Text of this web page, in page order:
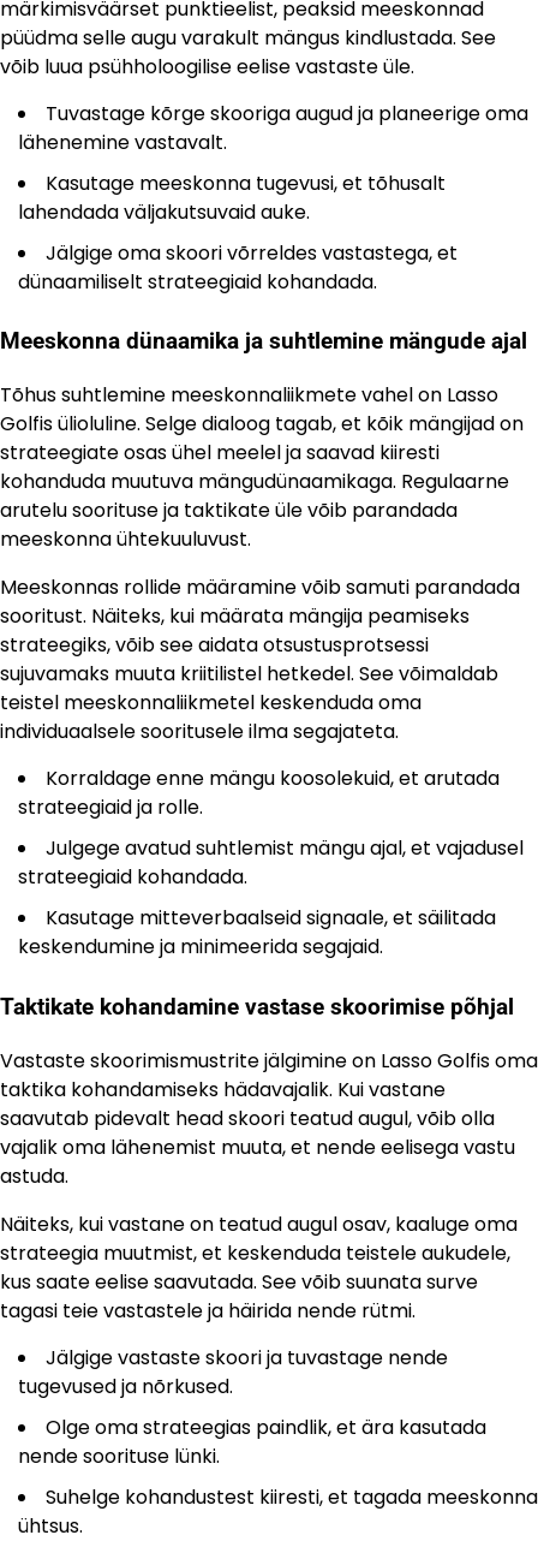
märkimisväärset punktieelist, peaksid meeskonnad
püüdma selle augu varakult mängus kindlustada. See
võib luua psühholoogilise eelise vastaste üle.
Tuvastage kõrge skooriga augud ja planeerige oma
lähenemine vastavalt.
Kasutage meeskonna tugevusi, et tõhusalt
lahendada väljakutsuvaid auke.
Jälgige oma skoori võrreldes vastastega, et
dünaamiliselt strateegiaid kohandada.
Meeskonna dünaamika ja suhtlemine mängude ajal
Tõhus suhtlemine meeskonnaliikmete vahel on Lasso
Golfis ülioluline. Selge dialoog tagab, et kõik mängijad on
strateegiate osas ühel meelel ja saavad kiiresti
kohanduda muutuva mängudünaamikaga. Regulaarne
arutelu soorituse ja taktikate üle võib parandada
meeskonna ühtekuuluvust.
Meeskonnas rollide määramine võib samuti parandada
sooritust. Näiteks, kui määrata mängija peamiseks
strateegiks, võib see aidata otsustusprotsessi
sujuvamaks muuta kriitilistel hetkedel. See võimaldab
teistel meeskonnaliikmetel keskenduda oma
individuaalsele sooritusele ilma segajateta.
Korraldage enne mängu koosolekuid, et arutada
strateegiaid ja rolle.
Julgege avatud suhtlemist mängu ajal, et vajadusel
strateegiaid kohandada.
Kasutage mitteverbaalseid signaale, et säilitada
keskendumine ja minimeerida segajaid.
Taktikate kohandamine vastase skoorimise põhjal
Vastaste skoorimismustrite jälgimine on Lasso Golfis oma
taktika kohandamiseks hädavajalik. Kui vastane
saavutab pidevalt head skoori teatud augul, võib olla
vajalik oma lähenemist muuta, et nende eelisega vastu
astuda.
Näiteks, kui vastane on teatud augul osav, kaaluge oma
strateegia muutmist, et keskenduda teistele aukudele,
kus saate eelise saavutada. See võib suunata surve
tagasi teie vastastele ja häirida nende rütmi.
Jälgige vastaste skoori ja tuvastage nende
tugevused ja nõrkused.
Olge oma strateegias paindlik, et ära kasutada
nende soorituse lünki.
Suhelge kohandustest kiiresti, et tagada meeskonna
ühtsus.